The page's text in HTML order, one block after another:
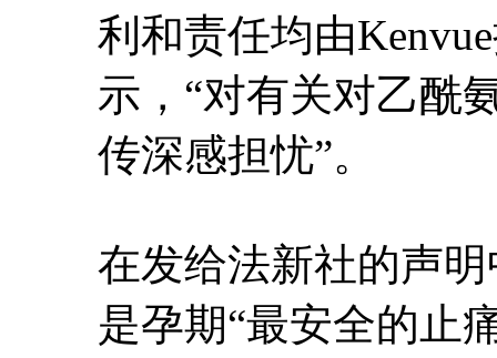
利和责任均由
示，“对有关对乙酰
传深感担忧”。
在发给法新社的声
是孕期“最安全的止